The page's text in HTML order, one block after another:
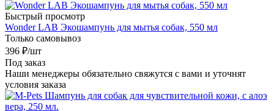
Быстрый просмотр
Wonder LAB Экошампунь для мытья собак, 550 мл
Только самовывоз
396 ₽/шт
Под заказ
Наши менеджеры обязательно свяжутся с вами и уточнят
условия заказа